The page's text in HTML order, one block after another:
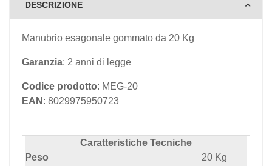
DESCRIZIONE
Manubrio esagonale gommato da 20 Kg
Garanzia: 2 anni di legge
Codice prodotto: MEG-20
EAN : 8029975950723
Caratteristiche Tecniche
Peso
20 Kg